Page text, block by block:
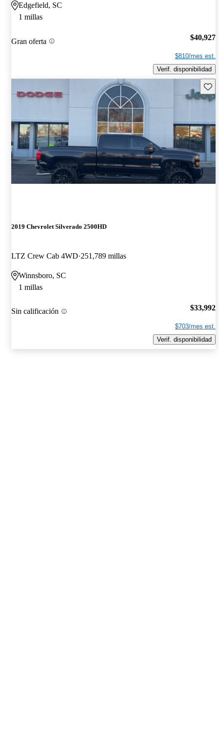
Edgefield, SC
1 millas
Gran oferta $40,927
$810/mes est.
Verif. disponibilidad
2019 Chevrolet Silverado 2500HD
LTZ Crew Cab 4WD 251,789 millas
Winnsboro, SC
1 millas
Sin calificación $33,992
$703/mes est.
Verif. disponibilidad